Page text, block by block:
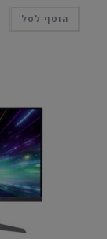
הוסף לסל